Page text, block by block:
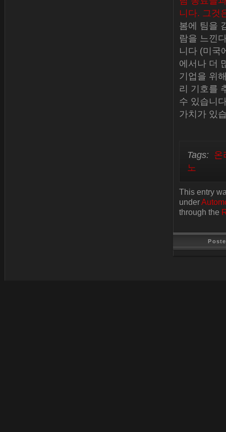
니다. 그것
봄에 팀을
람을 느낀
니다 (미국
에서나 더
기업을 위
리 기호를
수 있습니
가치가 있
Tags: 온
노
This entry
under
through the